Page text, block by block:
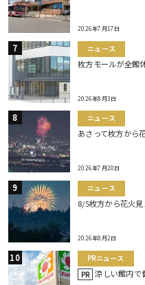
2026年7月17日
ニュース
枚方モールが全館
2026年8月3日
ニュース
あさって枚方から
2026年7月20日
ニュース
8/5枚方から花火見
2026年8月2日
PRニュース
PR 涼しい館内で